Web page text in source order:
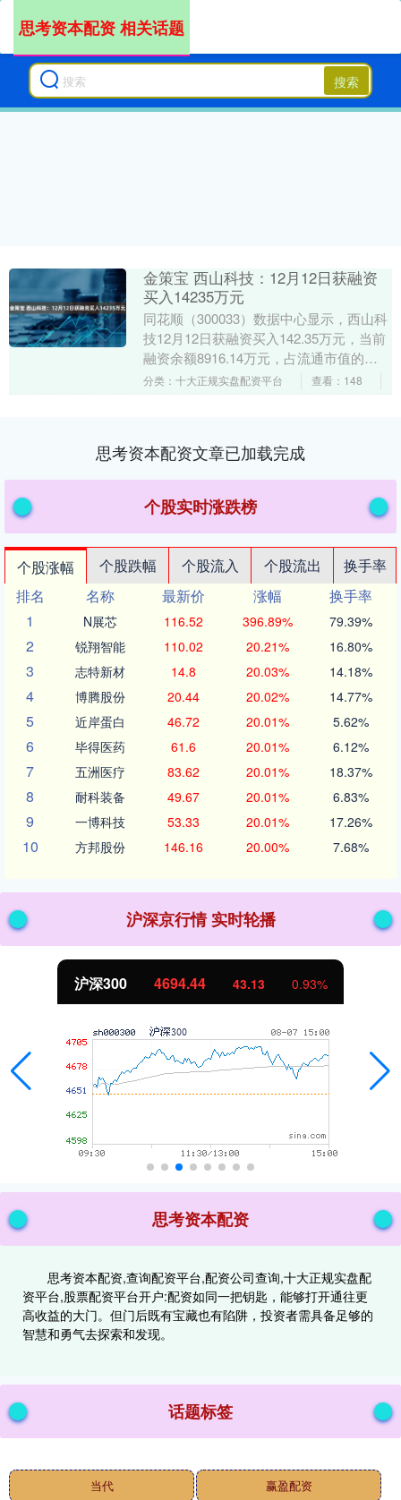
搜索
思考资本配资 相关话题
金策宝 西山科技：12月12日获融资
买入14235万元
同花顺（300033）数据中心显示，西山科
技12月12日获融资买入142.35万元，当前
融资余额8916.14万元，占流通市值的
6.58%，超过历史90%分位水....
分类：十大正规实盘配资平台 查看：148
思考资本配资文章已加载完成
个股实时涨跌榜
个股涨幅 个股跌幅 个股流入 个股流出
换手率
排名
名称 最新价 涨幅
换手率
1
N展芯 116.52 396.89% 79.39%
2 锐翔智能 110.02 20.21% 16.80%
3 志特新材 14.8 20.03% 14.18%
4 博腾股份 20.44 20.02% 14.77%
5 近岸蛋白 46.72 20.01% 5.62%
6 毕得医药 61.6 20.01% 6.12%
7 五洲医疗 83.62 20.01% 18.37%
8 耐科装备 49.67 20.01% 6.83%
9 一博科技 53.33 20.01% 17.26%
10 方邦股份 146.16 20.00% 7.68%
沪深京行情 实时轮播
沪深300 4694.44 43.13 0.93%
思考资本配资
思考资本配资,查询配资平台,配资公司查询,十大正规实盘配
资平台,股票配资平台开户:配资如同一把钥匙，能够打开通往更
高收益的大门。但门后既有宝藏也有陷阱，投资者需具备足够的
智慧和勇气去探索和发现。
话题标签
当代 赢盈配资